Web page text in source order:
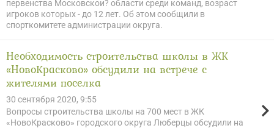
первенства Московскои? области среди команд, возраст
игроков которых - до 12 лет. Об этом сообщили в
спорткомитете администрации округа.
Необходимость строительства школы в ЖК
«НовоКрасково» обсудили на встрече с
жителями поселка
30 сентября 2020, 9:55
Вопросы строительства школы на 700 мест в ЖК
«НовоКрасково» городского округа Люберцы обсудили на